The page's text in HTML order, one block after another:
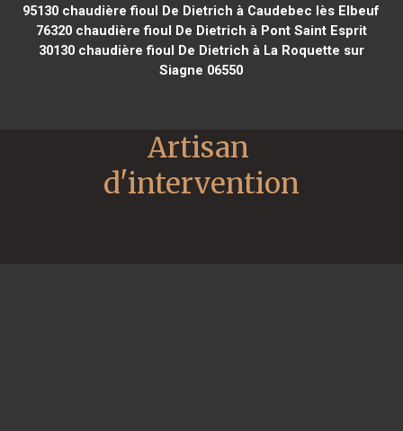
95130 chaudière fioul De Dietrich à Caudebec lès Elbeuf
76320chaudière fioul De Dietrich à Pont Saint Esprit
30130chaudière fioul De Dietrich à La Roquette sur
Siagne 06550
Artisan
d'intervention